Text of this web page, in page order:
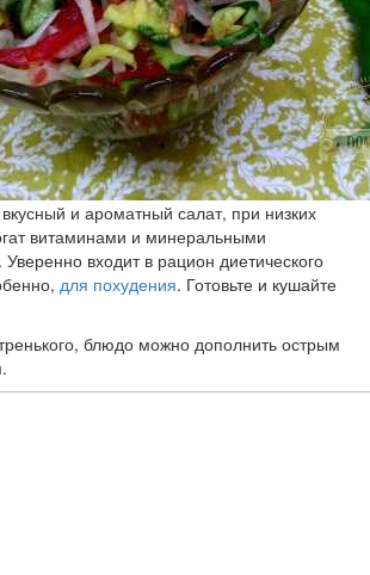
вкусный и ароматный салат, при низких
витаминами и минеральными
входит в рацион диетического
для похудения. Готовьте и кушайте
блюдо можно дополнить острым